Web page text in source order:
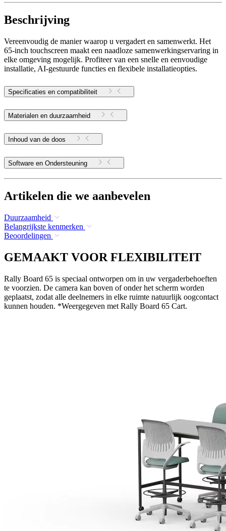
Beschrijving
Vereenvoudig de manier waarop u vergadert en samenwerkt. Het
65-inch touchscreen maakt een naadloze samenwerkingservaring in
elke omgeving mogelijk. Profiteer van een snelle en eenvoudige
installatie, AI-gestuurde functies en flexibele installatieopties.
Specificaties en compatibiliteit
Materialen en duurzaamheid
Inhoud van de doos
Software en Ondersteuning
Artikelen die we aanbevelen
Duurzaamheid
Belangrijkste kenmerken
Beoordelingen
GEMAAKT VOOR FLEXIBILITEIT
Rally Board 65 is speciaal ontworpen om in uw vergaderbehoeften
te voorzien. De camera kan boven of onder het scherm worden
geplaatst, zodat alle deelnemers in elke ruimte natuurlijk oogcontact
kunnen houden. *Weergegeven met Rally Board 65 Cart.